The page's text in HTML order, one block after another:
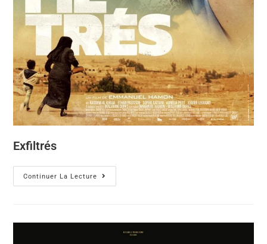
Exfiltrés
Continuer La Lecture